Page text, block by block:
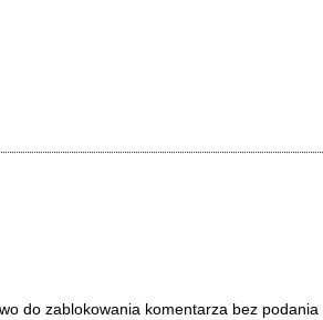
do zablokowania komentarza bez podania